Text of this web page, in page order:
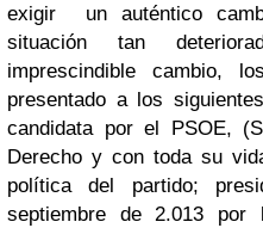
exigir un auténtico
situación tan
imprescindible cambio,
presentado a los
candidata por el PSOE,
Derecho y con toda su
política del partido;
septiembre de 2.013 por